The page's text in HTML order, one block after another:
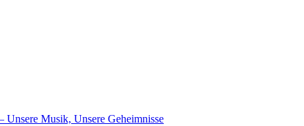
Musik, Unsere Geheimnisse